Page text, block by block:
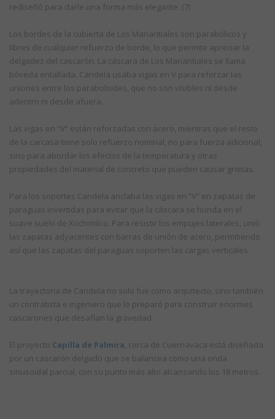
rediseñó para darle una forma más elegante. (7)
Los bordes de la cubierta de Los Manantiales son parabólicos y
libres de cualquier refuerzo de borde, lo que permite apreciar la
delgadez del cascarón. La cáscara de Los Manantiales se llama
bóveda entallada. Candela usaba vigas en V para reforzar las
uniones entre los paraboloides, que no son visibles ni desde
adentro ni desde afuera.
Las vigas en “V” están reforzadas con acero, mientras que el resto
de la carcasa tiene solo refuerzo nominal, no para fuerza adicional,
sino para abordar los efectos de la temperatura y otras
propiedades del material de concreto que pueden causar grietas.
Para los soportes Candela anclaba las vigas en “V” en zapatas de
paraguas invertidas para evitar que la cáscara se hunda en el
suave suelo de Xochimilco. Para resistir los empujes laterales, unió
las zapatas adyacentes con barras de unión de acero, permitiendo
así que las zapatas del paraguas soporten las cargas verticales.
La trayectoria de Candela no solo fue como arquitecto, sino también
un contratista e ingeniero que lo preparó para construir enormes
cascarones que desafían la gravedad.
El proyecto Capilla de Palmira , cerca de Cuernavaca está diseñada
por un cascarón delgado que se balancea como una onda
sinusoidal parcial, con su punto más alto alcanzando los 18 metros.